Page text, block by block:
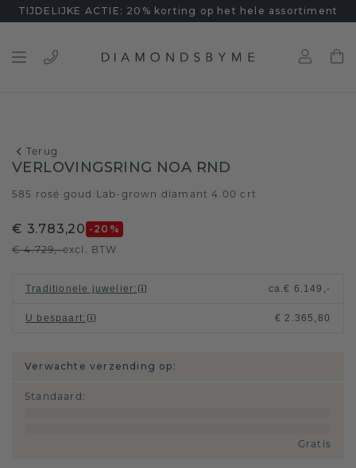
TIJDELIJKE ACTIE: 20% korting op het hele assortiment
Terug
VERLOVINGSRING NOA RND
585 rosé goud Lab-grown diamant 4.00 crt
€ 3.783,20 -20 %
€ 4.729,-excl. BTW
Traditionele juwelier: ca.€ 6.149,-
U bespaart: € 2.365,80
Verwachte verzending op:
Standaard :
Gratis